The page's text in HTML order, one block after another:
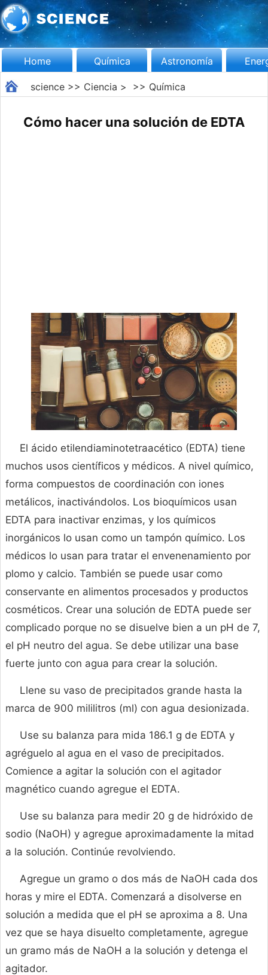
Home Química Astronomía
science>> Ciencia > >> Química
Cómo hacer una solución de EDTA
El ácido etilendiaminotetraacético (EDTA) tiene
muchos usos científicos y médicos. A nivel químico,
forma compuestos de coordinación con iones
metálicos, inactivándolos. Los bioquímicos usan
EDTA para inactivar enzimas, y los químicos
inorgánicos lo usan como un tampón químico. Los
médicos lo usan para tratar el envenenamiento por
plomo y calcio. También se puede usar como
conservante en alimentos procesados y productos
cosméticos. Crear una solución de EDTA puede ser
complicado porque no se disuelve bien a un pH de 7,
el pH neutro del agua. Se debe utilizar una base
fuerte junto con agua para crear la solución.
Llene su vaso de precipitados grande hasta la
marca de 900 mililitros (ml) con agua desionizada.
Use su balanza para mida 186.1 g de EDTA y
agréguelo al agua en el vaso de precipitados.
Comience a agitar la solución con el agitador
magnético cuando agregue el EDTA.
Use su balanza para medir 20 g de hidróxido de
sodio (NaOH) y agregue aproximadamente la mitad
a la solución. Continúe revolviendo.
Agregue un gramo o dos más de NaOH cada dos
horas y mire el EDTA. Comenzará a disolverse en
solución a medida que el pH se aproxima a 8. Una
vez que se haya disuelto completamente, agregue
un gramo más de NaOH a la solución y detenga el
agitador.